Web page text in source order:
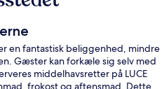
en fantastisk beliggenhed, mindre
Gæster kan forkæle sig selv med
middelhavsretter på LUCE
frokost og aftensmad. Dette